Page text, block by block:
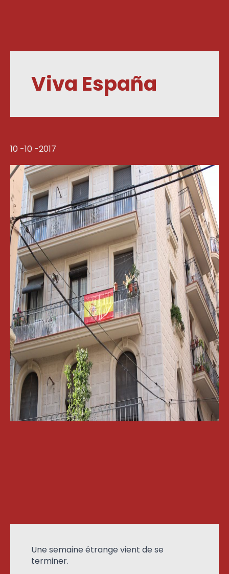
Viva España
10 -10 -2017
Une semaine étrange vient de se
terminer.